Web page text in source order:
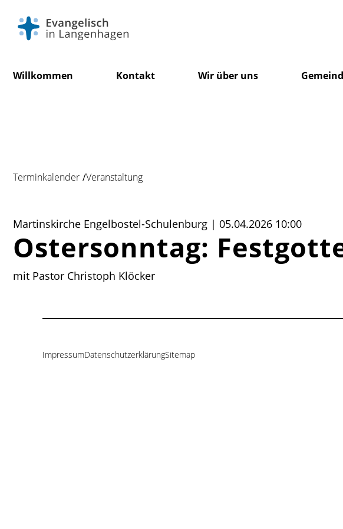
überspringen
Willkommen Kontakt Wir über uns
Terminkalender Veranstaltung
Martinskirche Engelbostel-Schulenburg | 05.04.2026 10:00
Ostersonntag:
mit Pastor Christoph Klöcker
Navigation
ImpressumDatenschutzerklärungSitemap